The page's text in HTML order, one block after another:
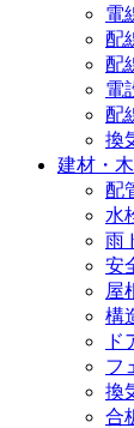
電
配
配
電
配
換
建材・
配
水
雨
安
屋
構
ド
フ
換
合